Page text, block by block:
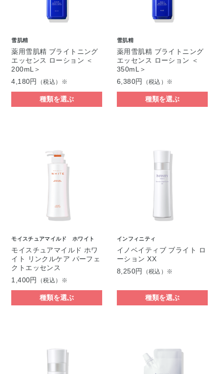
雪肌精
薬用雪肌精 ブライトニング
エッセンス ローション ＜
200mL＞
4,180円
（税込）※
種類を選ぶ
雪肌精
薬用雪肌精 ブライトニング
エッセンス ローション ＜
350mL＞
6,380円
（税込）※
種類を選ぶ
モイスチュアマイルド ホワイト
モイスチュアマイルド ホワ
イト リンクルケア パーフェ
クトエッセンス
1,400円
（税込）※
種類を選ぶ
インフィニティ
イノベイティブ ブライト ロ
ーション XX
8,250円
（税込）※
種類を選ぶ